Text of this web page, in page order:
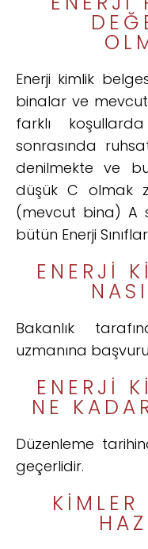
Enerji kimlik
binalar ve
farklı
sonrasında
denilmekte ve bu
düşük C olmak
(mevcut bina) A
bütün Enerji
ENERJI
Bakanlık
uzmanına
ENERJI
NE
Düzenleme
geçerlidir.
KIMLER